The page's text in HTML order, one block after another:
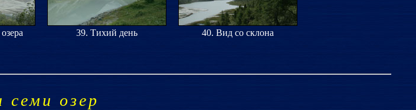
39. Тихий день 40. Вид со склона
семи озер